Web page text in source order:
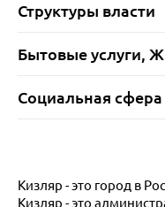
Структуры власти
Бытовые услуги,
Социальная сфера
Кизляр - это город в
Кизляр - это